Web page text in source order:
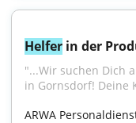
Helfer in der
"...Wir suchen Dich
in Gornsdorf! Deine
ARWA